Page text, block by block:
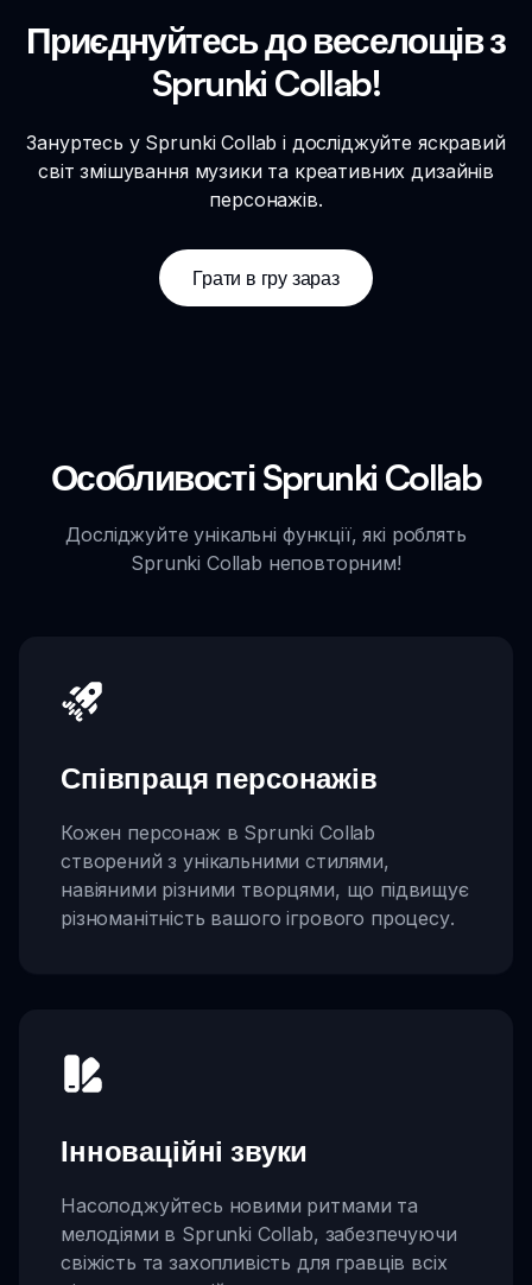
Приєднуйтесь до веселощів з
Sprunki Collab!
Зануртесь у Sprunki Collab і досліджуйте яскравий
світ змішування музики та креативних дизайнів
персонажів.
Грати в гру зараз
Особливості Sprunki Collab
Досліджуйте унікальні функції, які роблять
Sprunki Collab неповторним!
Співпраця персонажів
Кожен персонаж в Sprunki Collab
створений з унікальними стилями,
навіяними різними творцями, що підвищує
різноманітність вашого ігрового процесу.
Інноваційні звуки
Насолоджуйтесь новими ритмами та
мелодіями в Sprunki Collab, забезпечуючи
свіжість та захопливість для гравців всіх